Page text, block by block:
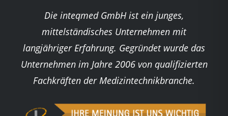
Die inteqmed GmbH ist ein junges,
mittelständisches Unternehmen mit
langjähriger Erfahrung. Gegründet wurde das
Unternehmen im Jahre 2006 von qualifizierten
Fachkräften der Medizintechnikbranche.